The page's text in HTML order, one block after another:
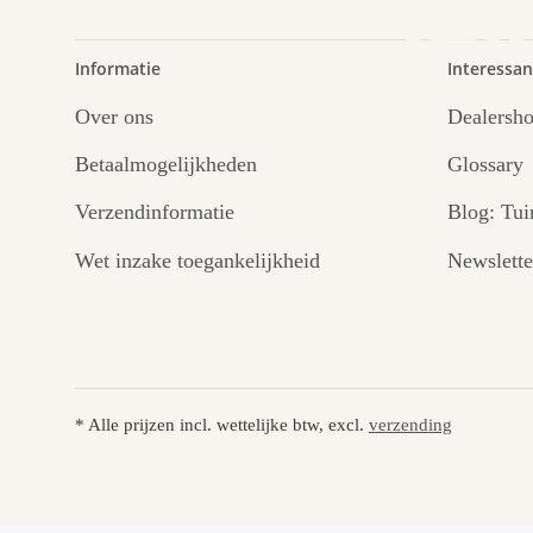
Informatie
Over ons
Betaalmogelijkheden
Verzendinformatie
Wet inzake toegankelijkheid
Glossary
Blog:
* Alle prijzen incl. wettelijke btw, excl. verzending